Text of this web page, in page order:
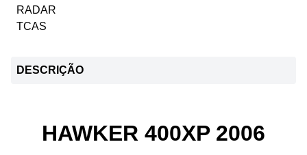
RADAR
TCAS
DESCRIÇÃO
HAWKER 400XP 2006